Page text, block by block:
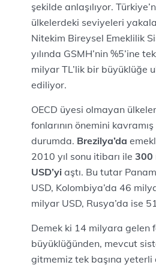
şekilde anlaşılıyor.
ülkelerdeki seviyeleri
Nitekim Bireysel Emeklilik
yılında GSMH’nin %5’ine
milyar TL’lik bir büyüklüğe
ediliyor.
OECD üyesi olmayan
fonlarının önemini kavramış
durumda. Brezilya’da
2010 yıl sonu itibarı ile 300
USD’yi aştı. Bu tutar
USD, Kolombiya’da 46
milyar USD, Rusya’da ise
Demek ki 14 milyara gelen
büyüklüğünden, mevcut
gitmemiz tek başına